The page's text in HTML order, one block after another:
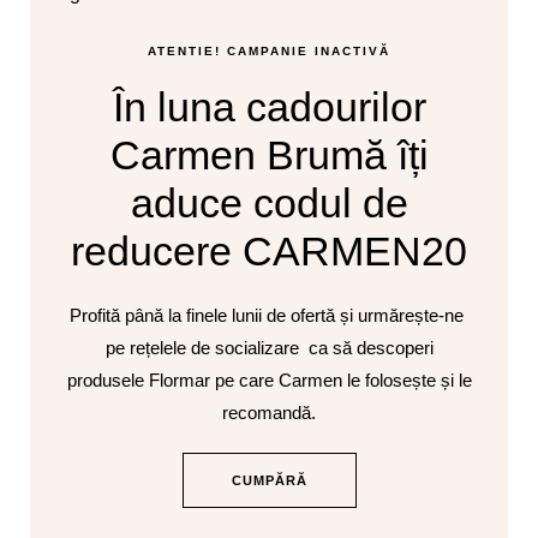
ATENTIE! CAMPANIE INACTIVĂ
În luna cadourilor
Carmen Brumă îți
aduce codul de
reducere CARMEN20
Profită până la finele lunii de ofertă și urmărește-ne
pe rețelele de socializare ca să descoperi
produsele Flormar pe care Carmen le folosește și le
recomandă.
CUMPĂRĂ